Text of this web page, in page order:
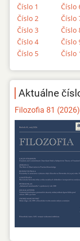
Číslo 1
Číslo 2
Číslo 3
Číslo 4
Číslo 5
Číslo
Číslo
Číslo
Číslo
Číslo
Aktuálne
Filozofia 81